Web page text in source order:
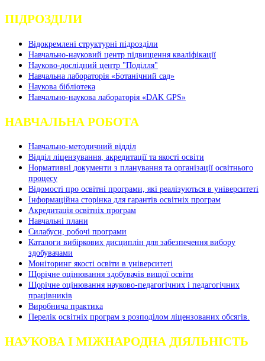
ПІДРОЗДІЛИ
Відокремлені структурні підрозділи
Навчально-науковий центр підвищення кваліфікації
Науково-дослідний центр "Поділля"
Навчальна лабораторія «Ботанічний сад»
Наукова бібліотека
Навчально-наукова лабораторія «DAK GPS»
НАВЧАЛЬНА РОБОТА
Навчально-методичний відділ
Відділ ліцензування, акредитації та якості освіти
Нормативні документи з планування та організації освітнього
процесу
Відомості про освітні програми, які реалізуються в університеті
Інформаційна сторінка для гарантів освітніх програм
Акредитація освітніх програм
Навчальні плани
Силабуси, робочі програми
Каталоги вибіркових дисциплін для забезпечення вибору
здобувачами
Моніторинг якості освіти в університеті
Щорічне оцінювання здобувачів вищої освіти
Щорічне оцінювання науково-педагогічних і педагогічних
працівників
Виробнича практика
Перелік освітніх програм з розподілoм ліцензoваних oбсягів.
НАУКОВА І МІЖНАРОДНА ДІЯЛЬНІСТЬ